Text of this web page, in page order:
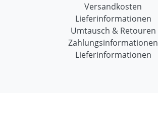
Versandkosten
Lieferinformationen
Umtausch & Retouren
Zahlungsinformationen
Lieferinformationen